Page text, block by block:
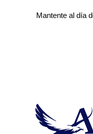
Mantente al día